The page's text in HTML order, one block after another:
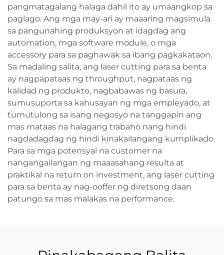
pangmatagalang halaga dahil ito ay umaangkop sa
paglago. Ang mga may-ari ay maaaring magsimula
sa pangunahing produksyon at idagdag ang
automation, mga software module, o mga
accessory para sa paghawak sa ibang pagkakataon.
Sa madaling salita, ang laser cutting para sa benta
ay nagpapataas ng throughput, nagpataas ng
kalidad ng produkto, nagbabawas ng basura,
sumusuporta sa kahusayan ng mga empleyado, at
tumutulong sa isang negosyo na tanggapin ang
mas mataas na halagang trabaho nang hindi
nagdadagdag ng hindi kinakailangang kumplikado.
Para sa mga potensyal na customer na
nangangailangan ng maaasahang resulta at
praktikal na return on investment, ang laser cutting
para sa benta ay nag-ooffer ng diretsong daan
patungo sa mas malakas na performance.